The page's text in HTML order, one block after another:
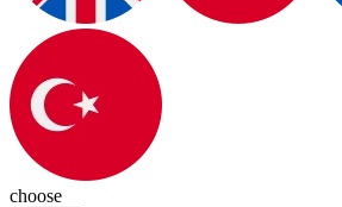
choose